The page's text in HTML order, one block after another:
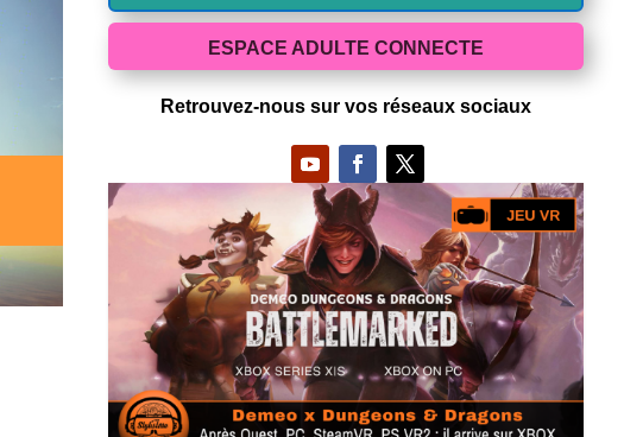
ESPACE ADULTE CONNECTE
Retrouvez-nous sur vos réseaux sociaux